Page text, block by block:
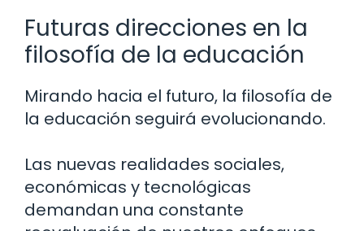
Futuras direcciones en la
filosofía de la educación
Mirando hacia el futuro, la filosofía de
la educación seguirá evolucionando.
Las nuevas realidades sociales,
económicas y tecnológicas
demandan una constante